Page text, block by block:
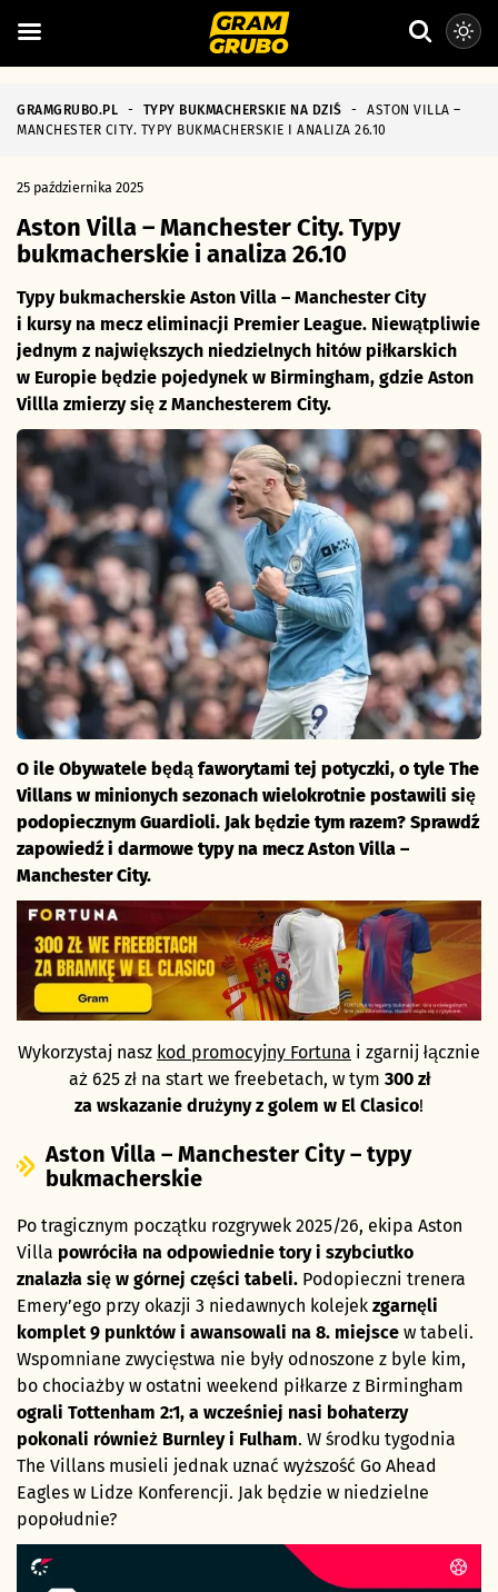
GRAMGRUBO.PL - TYPY BUKMACHERSKIE NA DZIŚ -
ASTON VILLA –
MANCHESTER CITY. TYPY BUKMACHERSKIE I ANALIZA 26.10
25 października 2025
Aston Villa – Manchester City. Typy
bukmacherskie i analiza 26.10
Typy bukmacherskie Aston Villa – Manchester City
i kursy na mecz eliminacji Premier League. Niewątpliwie
jednym z największych niedzielnych hitów piłkarskich
w Europie będzie pojedynek w Birmingham, gdzie Aston
Villla zmierzy się z Manchesterem City.
O ile Obywatele będą faworytami tej potyczki, o tyle The
Villans w minionych sezonach wielokrotnie postawili się
podopiecznym Guardioli. Jak będzie tym razem? Sprawdź
zapowiedź i darmowe typy na mecz Aston Villa –
Manchester City.
Wykorzystaj nasz kod promocyjny Fortuna i zgarnij łącznie
aż 625 zł na start we freebetach, w tym 300 zł
za wskazanie drużyny z golem w El Clasico!
Aston Villa – Manchester City – typy
bukmacherskie
Po tragicznym początku rozgrywek 2025/26, ekipa Aston
Villa powróciła na odpowiednie tory i szybciutko
znalazła się w górnej części tabeli. Podopieczni trenera
Emery’ego przy okazji 3 niedawnych kolejek zgarnęli
komplet 9 punktów i awansowali na 8. miejsce w tabeli.
Wspomniane zwycięstwa nie były odnoszone z byle kim,
bo chociażby w ostatni weekend piłkarze z Birmingham
ograli Tottenham 2:1, a wcześniej nasi bohaterzy
pokonali również Burnley i Fulham. W środku tygodnia
The Villans musieli jednak uznać wyższość Go Ahead
Eagles w Lidze Konferencji. Jak będzie w niedzielne
popołudnie?